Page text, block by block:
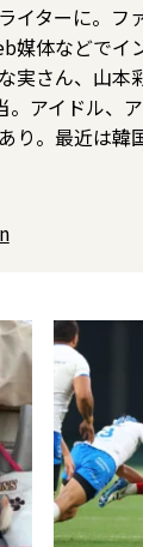
イターに。フ
媒体などでイ
実さん、山本
アイドル、
り。最近は韓